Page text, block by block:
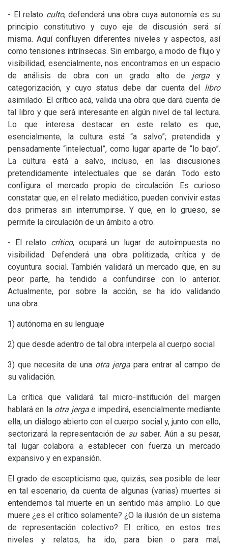
- El relato culto, defenderá una obra cuya autonomía es su
principio constitutivo y cuyo eje de discusión será sí
misma. Aquí confluyen diferentes niveles y aspectos, así
como tensiones intrínsecas. Sin embargo, a modo de flujo y
visibilidad, esencialmente, nos encontramos en un espacio
de análisis de obra con un grado alto de jergay
categorización, y cuyo status debe dar cuenta del libro
asimilado. El crítico acá, valida una obra que dará cuenta de
tal libro y que será interesante en algún nivel de tal lectura.
Lo que interesa destacar en este relato es que,
esencialmente, la cultura está “a salvo”; pretendida y
pensadamente “intelectual”, como lugar aparte de “lo bajo”.
La cultura está a salvo, incluso, en las discusiones
pretendidamente intelectuales que se darán. Todo esto
configura el mercado propio de circulación. Es curioso
constatar que, en el relato mediático, pueden convivir estas
dos primeras sin interrumpirse. Y que, en lo grueso, se
permite la circulación de un ámbito a otro.
- El relato crítico, ocupará un lugar de autoimpuesta no
visibilidad. Defenderá una obra politizada, crítica y de
coyuntura social. También validará un mercado que, en su
peor parte, ha tendido a confundirse con lo anterior.
Actualmente, por sobre la acción, se ha ido validando
una obra
1) autónoma en su lenguaje
2) que desde adentro de tal obra interpela al cuerpo social
3) que necesita de una otra jerga para entrar al campo de
su validación.
La crítica que validará tal micro-institución del margen
hablará en la otra jergae impedirá, esencialmente mediante
ella, un diálogo abierto con el cuerpo social y, junto con ello,
sectorizará la representación de su saber. Aún a su pesar,
tal lugar colabora a establecer con fuerza un mercado
expansivo y en expansión.
El grado de escepticismo que, quizás, sea posible de leer
en tal escenario, da cuenta de algunas (varias) muertes si
entendemos tal muerte en un sentido más amplio. Lo que
muere ¿es el crítico solamente? ¿O la ilusión de un sistema
de representación colectivo? El crítico, en estos tres
niveles y relatos, ha ido, para bien o para mal,